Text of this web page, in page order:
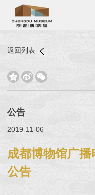
返回列表
  
公告
2019-11-06
成都博物馆广
公告